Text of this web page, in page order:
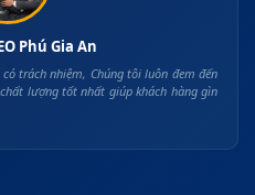
Phú Gia An
trách nhiệm, Chúng tôi luôn đem đến
lượng tốt nhất giúp khách hàng gìn